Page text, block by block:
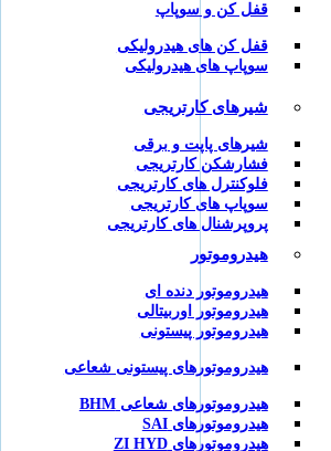
قفل کن و سوپاپ
قفل کن های هیدرولیکی
سوپاپ های هیدرولیکی
شیرهای کارتریجی
شیرهای پاپت و برقی
فشارشکن کارتریجی
فلوکنترل های کارتریجی
سوپاپ های کارتریجی
پروپرشنال های کارتریجی
هیدروموتور
هیدروموتور دنده ای
هیدروموتور اوربیتالی
هیدروموتور پیستونی
هیدروموتورهای پیستونی شعاعی
هیدروموتورهای شعاعی BHM
هیدروموتورهای SAI
هیدروموتورهای ZI HYD